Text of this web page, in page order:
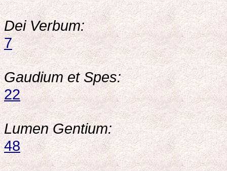
Dei Verbum:
7
Gaudium et Spes:
22
Lumen Gentium:
48